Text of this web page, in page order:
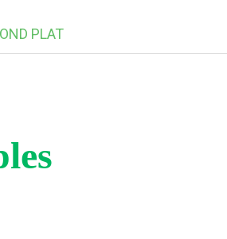
PLAT